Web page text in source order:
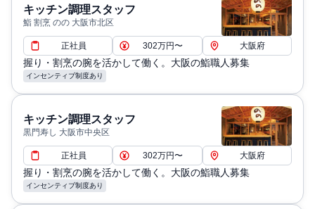
キッチン調理スタッフ
鮨 割烹 のの 大阪市北区
正社員 302万円〜 大阪府
握り・割烹の腕を活かして働く。大阪の鮨職人募集
インセンティブ制度あり
キッチン調理スタッフ
黒門寿し 大阪市中央区
正社員 302万円〜 大阪府
握り・割烹の腕を活かして働く。大阪の鮨職人募集
インセンティブ制度あり